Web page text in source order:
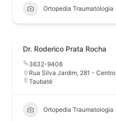
Ortopedia Traumatologia
Dr. Roderico Prata Rocha
3632-9408
Rua Silva Jardim, 281 - Centro
Taubaté
Ortopedia Traumatologia